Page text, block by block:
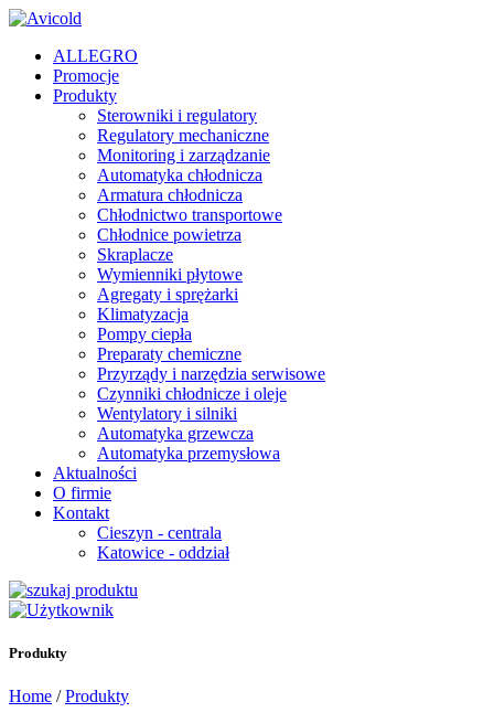
ALLEGRO
Promocje
Produkty
Sterowniki i regulatory
Regulatory mechaniczne
Monitoring i zarządzanie
Automatyka chłodnicza
Armatura chłodnicza
Chłodnictwo transportowe
Chłodnice powietrza
Skraplacze
Wymienniki płytowe
Agregaty i sprężarki
Klimatyzacja
Pompy ciepła
Preparaty chemiczne
Przyrządy i narzędzia serwisowe
Czynniki chłodnicze i oleje
Wentylatory i silniki
Automatyka grzewcza
Automatyka przemysłowa
Aktualności
O firmie
Kontakt
Cieszyn - centrala
Katowice - oddział
Produkty
Home /Produkty